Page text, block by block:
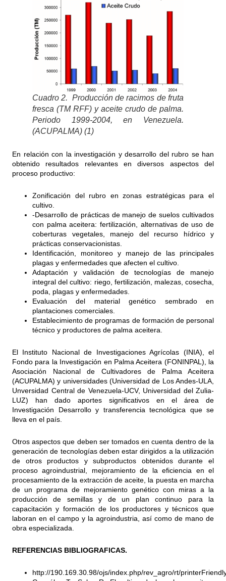
Cuadro 2. Producción de racimos de fruta
fresca (TM RFF) y aceite crudo de palma.
Periodo 1999-2004, en Venezuela.
(ACUPALMA) (1)
En relación con la investigación y desarrollo del rubro se han
obtenido resultados relevantes en diversos aspectos del
proceso productivo:
Zonificación del rubro en zonas estratégicas para el
cultivo.
-Desarrollo de prácticas de manejo de suelos cultivados
con palma aceitera: fertilización, alternativas de uso de
coberturas vegetales, manejo del recurso hídrico y
prácticas conservacionistas.
Identificación, monitoreo y manejo de las principales
plagas y enfermedades que afecten el cultivo.
Adaptación y validación de tecnologías de manejo
integral del cultivo: riego, fertilización, malezas, cosecha,
poda, plagas y enfermedades.
Evaluación del material genético sembrado en
plantaciones comerciales.
Establecimiento de programas de formación de personal
técnico y productores de palma aceitera.
El Instituto Nacional de Investigaciones Agrícolas (INIA), el
Fondo para la Investigación en Palma Aceitera (FONINPAL), la
Asociación Nacional de Cultivadores de Palma Aceitera
(ACUPALMA) y universidades (Universidad de Los Andes-ULA,
Unversidad Central de Venezuela-UCV, Universidad del Zulia-
LUZ) han dado aportes significativos en el área de
Investigación Desarrollo y transferencia tecnológica que se
lleva en el país.
Otros aspectos que deben ser tomados en cuenta dentro de la
generación de tecnologías deben estar dirigidos a la utilización
de otros productos y subproductos obtenidos durante el
proceso agroindustrial, mejoramiento de la eficiencia en el
procesamiento de la extracción de aceite, la puesta en marcha
de un programa de mejoramiento genético con miras a la
producción de semillas y de un plan continuo para la
capacitación y formación de los productores y técnicos que
laboran en el campo y la agroindustria, así como de mano de
obra especializada.
REFERENCIAS BIBLIOGRAFICAS.
http://190.169.30.98/ojs/index.php/rev_agro/rt/